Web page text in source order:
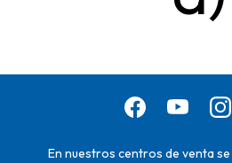
En nuestros centros de venta